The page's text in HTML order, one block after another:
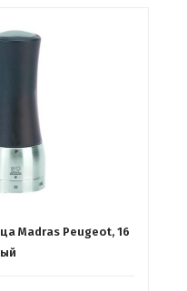
Madras Peugeot, 16